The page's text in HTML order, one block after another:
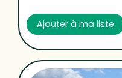
Ajouter à ma liste